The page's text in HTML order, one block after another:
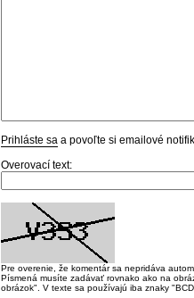
Prihláste sa a povoľte si emailové
Overovací text:
Pre overenie, že komentár sa nepridáva
Písmená musíte zadávať rovnako ako na
obrázok". V texte sa používajú iba znaky